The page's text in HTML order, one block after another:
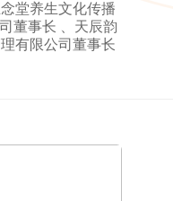
堂养生文化传播
董事长 、天辰韵
有限公司董事长